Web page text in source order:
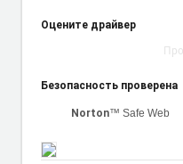
Оцените драйвер
Безопасность проверена
Norton™ Safe Web